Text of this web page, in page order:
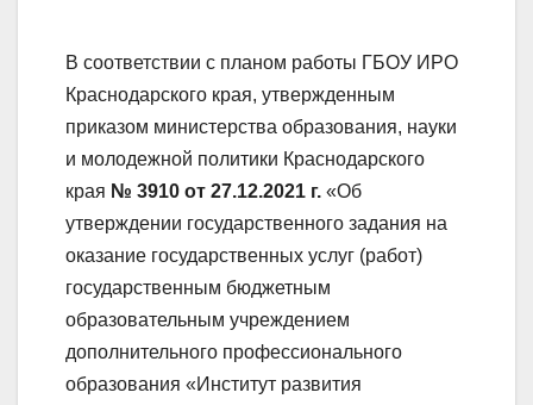
В соответствии с планом работы ГБОУ ИРО
Краснодарского края, утвержденным
приказом министерства образования, науки
и молодежной политики Краснодарского
края № 3910 от 27.12.2021 г. «Об
утверждении государственного задания на
оказание государственных услуг (работ)
государственным бюджетным
образовательным учреждением
дополнительного профессионального
образования «Институт развития